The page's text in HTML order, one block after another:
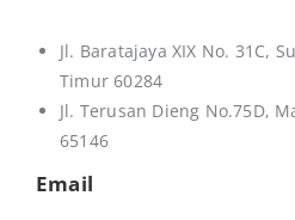
Jl. Baratajaya XIX No. 31C,
Timur 60284
Jl. Terusan Dieng No.75D,
65146
Email